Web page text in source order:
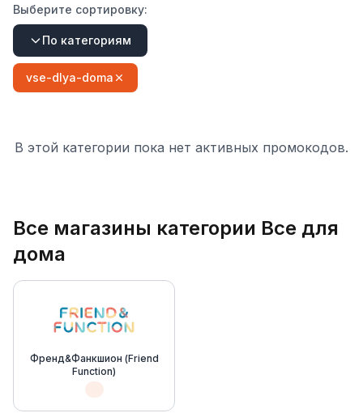
Выберите сортировку:
По категориям
vse-dlya-doma
В этой категории пока нет активных промокодов.
Все магазины категории Все для
дома
Френд&Фанкшион (Friend
Function)